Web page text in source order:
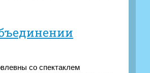
со спектаклем